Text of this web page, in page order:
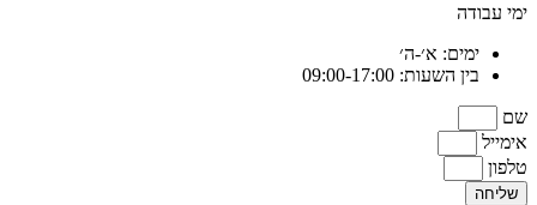
ימי עבודה
ימים: א׳-ה׳
בין השעות: 09:00-17:00
שם
אימייל
טלפון
שליחה